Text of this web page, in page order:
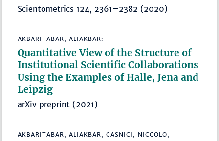
Scientometrics 124, 2361–2382 (2020)
AKBARITABAR, ALIAKBAR:
Quantitative View of the Structure of
Institutional Scientific Collaborations
Using the Examples of Halle, Jena and
Leipzig
arXiv preprint (2021)
AKBARITABAR, ALIAKBAR, CASNICI, NICCOLO,